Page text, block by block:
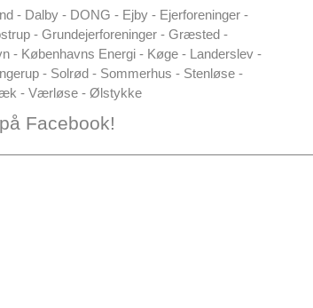
- Dalby - DONG - Ejby - Ejerforeninger -
- Grundejerforeninger - Græsted -
- Københavns Energi - Køge - Landerslev -
- Solrød - Sommerhus - Stenløse -
- Værløse - Ølstykke
Facebook!